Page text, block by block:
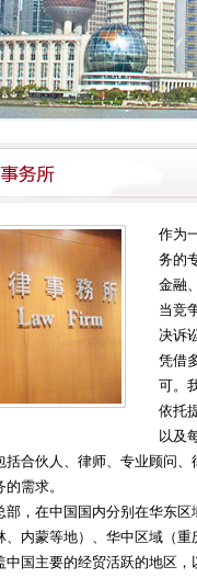
作为
务的
金融
当竞
决诉
凭借
可。
依托
以及
括合伙人、律师、专业顾问
需求。
部，在中国国内分别在华东
、内蒙等地）、华中区域（
中国主要的经贸活跃的地区